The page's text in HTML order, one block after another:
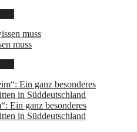
muss
Ein ganz besonderes
in Süddeutschland